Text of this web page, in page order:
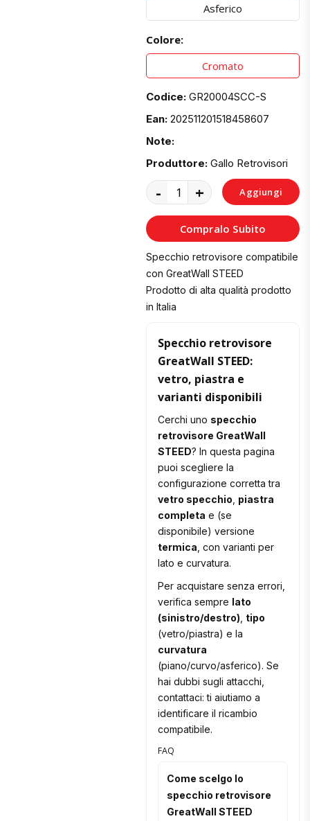
Asferico
Colore:
Cromato
Codice: GR20004SCC-S
Ean: 202511201518458607
Note:
Produttore: Gallo Retrovisori
- + Aggiungi
al
Carrello
Compralo Subito
Specchio retrovisore compatibile
con GreatWall STEED
Prodotto di alta qualità prodotto
in Italia
Specchio retrovisore
GreatWall STEED:
vetro, piastra e
varianti disponibili
Cerchi uno specchio
retrovisore GreatWall
STEED? In questa pagina
puoi scegliere la
configurazione corretta tra
vetro specchio piastra
completa e (se
disponibile) versione
termica , con varianti per
lato e curvatura.
Per acquistare senza errori,
verifica sempre lato
(sinistro/destro) tipo
(vetro/piastra) e la
curvatura
(piano/curvo/asferico). Se
hai dubbi sugli attacchi,
contattaci: ti aiutiamo a
identificare il ricambio
compatibile.
FAQ
Come scelgo lo
specchio retrovisore
GreatWall STEED